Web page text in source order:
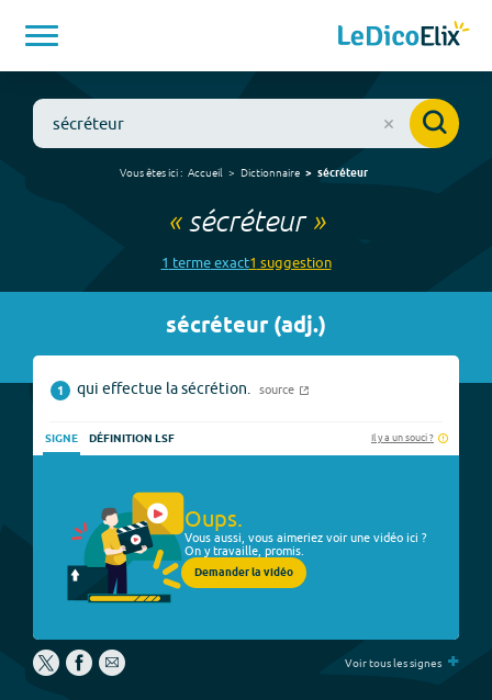
Vous êtes ici : Accueil Dictionnaire sécréteur
«sécréteur»
1 termeexact1 suggestion
sécréteur(adj.)
1 qui effectue la sécrétion. source
SIGNE DÉFINITION LSF Il y a un souci ?
Oups.
Vous aussi, vous aimeriez voir une vidéo ici ?
On y travaille, promis.
Demander la vidéo
Voir tous les signes +